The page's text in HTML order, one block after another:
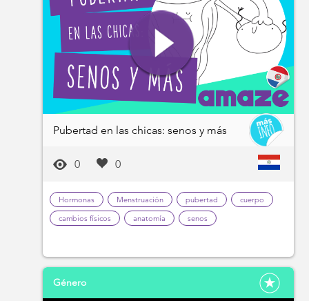
Pubertad en las chicas: senos y más
0 0
Hormonas Menstruación pubertad
cuerpo
cambios físicos
anatomía senos
Género